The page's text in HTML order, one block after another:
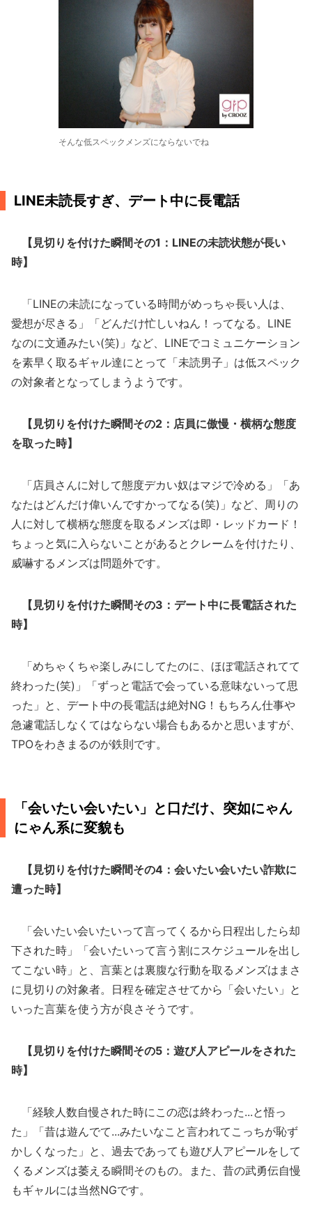
そんな低スペックメンズにならないでね
LINE未読長すぎ、デート中に長電話
【見切りを付けた瞬間その1：LINEの未読状態が長い
時】
「LINEの未読になっている時間がめっちゃ長い人は、
愛想が尽きる」「どんだけ忙しいねん！ってなる。LINE
なのに文通みたい(笑)」など、LINEでコミュニケーション
を素早く取るギャル達にとって「未読男子」は低スペック
の対象者となってしまうようです。
【見切りを付けた瞬間その2：店員に傲慢・横柄な態度
を取った時】
「店員さんに対して態度デカい奴はマジで冷める」「あ
なたはどんだけ偉いんですかってなる(笑)」など、周りの
人に対して横柄な態度を取るメンズは即・レッドカード！
ちょっと気に入らないことがあるとクレームを付けたり、
威嚇するメンズは問題外です。
【見切りを付けた瞬間その3：デート中に長電話された
時】
「めちゃくちゃ楽しみにしてたのに、ほぼ電話されてて
終わった(笑)」「ずっと電話で会っている意味ないって思
った」と、デート中の長電話は絶対NG！もちろん仕事や
急遽電話しなくてはならない場合もあるかと思いますが、
TPOをわきまるのが鉄則です。
「会いたい会いたい」と口だけ、突如にゃん
にゃん系に変貌も
【見切りを付けた瞬間その4：会いたい会いたい詐欺に
遭った時】
「会いたい会いたいって言ってくるから日程出したら却
下された時」「会いたいって言う割にスケジュールを出し
てこない時」と、言葉とは裏腹な行動を取るメンズはまさ
に見切りの対象者。日程を確定させてから「会いたい」と
いった言葉を使う方が良さそうです。
【見切りを付けた瞬間その5：遊び人アピールをされた
時】
「経験人数自慢された時にこの恋は終わった...と悟っ
た」「昔は遊んでて...みたいなこと言われてこっちが恥ず
かしくなった」と、過去であっても遊び人アピールをして
くるメンズは萎える瞬間そのもの。また、昔の武勇伝自慢
もギャルには当然NGです。